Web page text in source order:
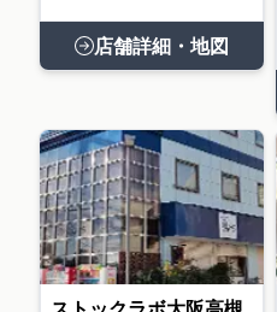
店舗詳細・地図